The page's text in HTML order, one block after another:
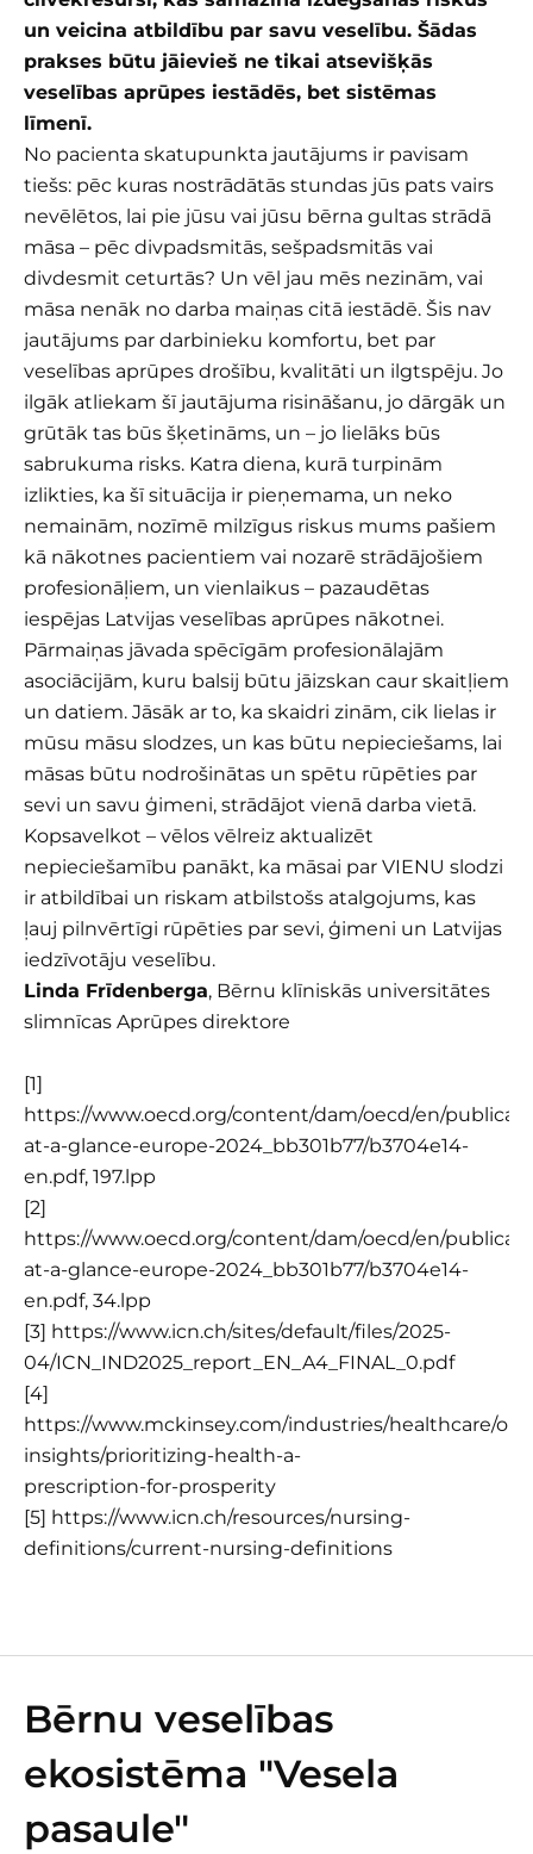
un veicina atbildību par savu veselību. Šādas
prakses būtu jāievieš ne tikai atsevišķās
veselības aprūpes iestādēs, bet sistēmas
līmenī.
No pacienta skatupunkta jautājums ir pavisam
tiešs: pēc kuras nostrādātās stundas jūs pats vairs
nevēlētos, lai pie jūsu vai jūsu bērna gultas strādā
māsa – pēc divpadsmitās, sešpadsmitās vai
divdesmit ceturtās? Un vēl jau mēs nezinām, vai
māsa nenāk no darba maiņas citā iestādē. Šis nav
jautājums par darbinieku komfortu, bet par
veselības aprūpes drošību, kvalitāti un ilgtspēju. Jo
ilgāk atliekam šī jautājuma risināšanu, jo dārgāk un
grūtāk tas būs šķetināms, un – jo lielāks būs
sabrukuma risks. Katra diena, kurā turpinām
izlikties, ka šī situācija ir pieņemama, un neko
nemainām, nozīmē milzīgus riskus mums pašiem
kā nākotnes pacientiem vai nozarē strādājošiem
profesionāļiem, un vienlaikus – pazaudētas
iespējas Latvijas veselības aprūpes nākotnei.
Pārmaiņas jāvada spēcīgām profesionālajām
asociācijām, kuru balsij būtu jāizskan caur skaitļiem
un datiem. Jāsāk ar to, ka skaidri zinām, cik lielas ir
mūsu māsu slodzes, un kas būtu nepieciešams, lai
māsas būtu nodrošinātas un spētu rūpēties par
sevi un savu ģimeni, strādājot vienā darba vietā.
Kopsavelkot – vēlos vēlreiz aktualizēt
nepieciešamību panākt, ka māsai par VIENU slodzi
ir atbildībai un riskam atbilstošs atalgojums, kas
ļauj pilnvērtīgi rūpēties par sevi, ģimeni un Latvijas
iedzīvotāju veselību.
Linda Frīdenberga, Bērnu klīniskās universitātes
slimnīcas Aprūpes direktore
[1]
https://www.oecd.org/content/dam/oecd/en/
at-a-glance-europe-2024_bb301b77/b3704e14-
en.pdf, 197.lpp
[2]
https://www.oecd.org/content/dam/oecd/en/
at-a-glance-europe-2024_bb301b77/b3704e14-
en.pdf, 34.lpp
[3] https://www.icn.ch/sites/default/files/2025-
04/ICN_IND2025_report_EN_A4_FINAL_0.pdf
[4]
https://www.mckinsey.com/industries/healthcare/
insights/prioritizing-health-a-
prescription-for-prosperity
[5] https://www.icn.ch/resources/nursing-
definitions/current-nursing-definitions
Bērnu veselības
ekosistēma "Vesela
pasaule"